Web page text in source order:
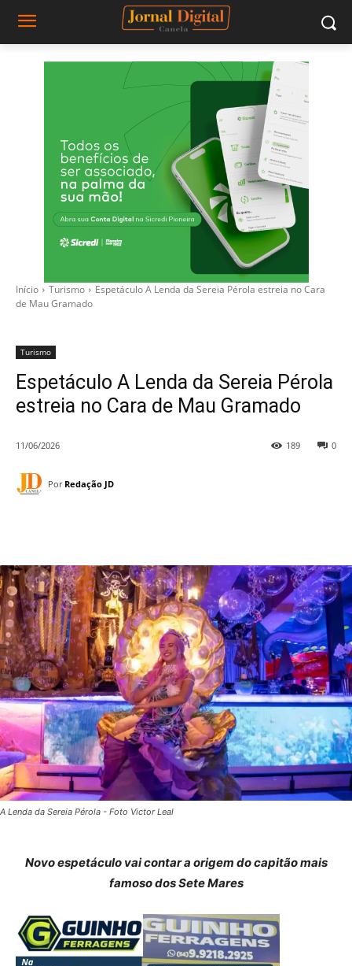
Início Turismo
Espetáculo A Lenda da Sereia Pérola estreia no Cara
de Mau Gramado
Turismo
Espetáculo A Lenda da Sereia Pérola
estreia no Cara de Mau Gramado
11/06/2026 0
189
Por Redação JD
A Lenda da Sereia Pérola - Foto Victor Leal
Novo espetáculo vai contar a origem do capitão mais
famoso dos Sete Mares